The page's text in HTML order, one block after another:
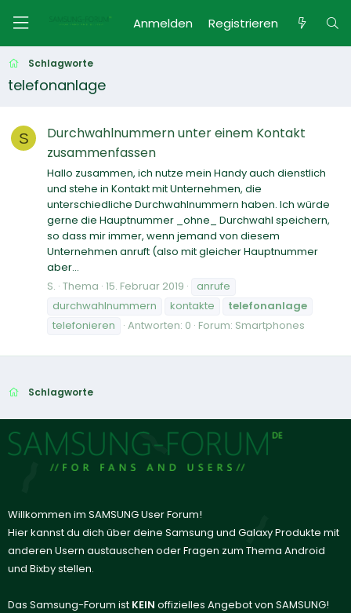
Anmelden Registrieren
Schlagworte
telefonanlage
S
Durchwahlnummern unter einem Kontakt
zusammenfassen
Hallo zusammen, ich nutze mein Handy auch dienstlich
und stehe in Kontakt mit Unternehmen, die
unterschiedliche Durchwahlnummern haben. Ich würde
gerne die Hauptnummer _ohne_ Durchwahl speichern,
so dass mir immer, wenn jemand von diesem
Unternehmen anruft (also mit gleicher Hauptnummer
aber...
S. Thema 15. Februar 2019
anrufe
durchwahlnummern
kontakte
telefonanlage
telefonieren
Antworten: 0 Forum: Smartphones
Schlagworte
Willkommen im SAMSUNG User Forum!
Hier kannst du dich über deine Samsung und Galaxy Produkte mit
anderen Usern austauschen oder Fragen zum Thema Android
und Bixby stellen.
Das Samsung-Forum ist KEIN offizielles Angebot von SAMSUNG!